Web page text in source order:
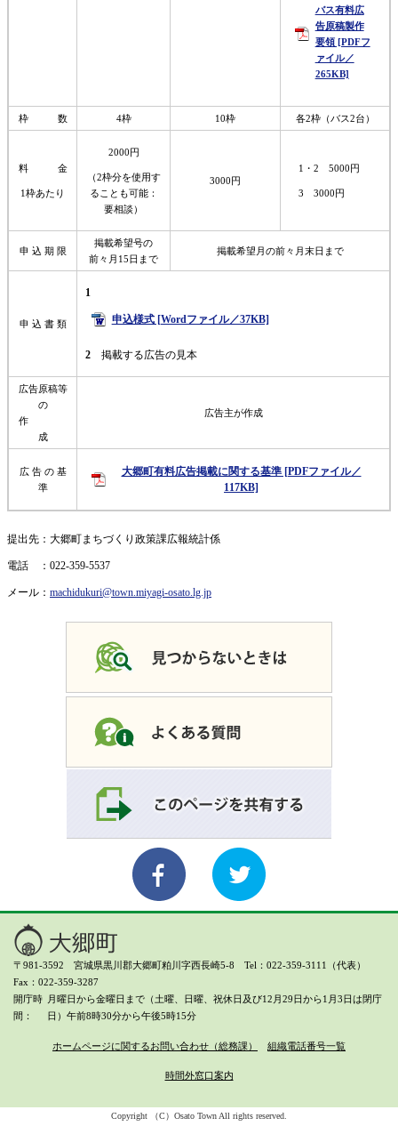
バス有料広
告原稿製作
要領 [PDFフ
ァイル／
265KB]
枠 数 4枠 10枠 各2枠（バス2台）
料 金
1枠あたり
2000円
（2枠分を使用す
ることも可能：
要相談）
3000円
1・2 5000円
3 3000円
申 込 期 限
掲載希望号の
前々月15日まで
掲載希望月の前々月末日まで
申 込 書 類
1
申込様式 [Wordファイル／37KB]
2 掲載する広告の見本
広告原稿等
の
作
成
広告主が作成
広 告 の 基
準
大郷町有料広告掲載に関する基準 [PDFファイル／
117KB]
提出先：大郷町まちづくり政策課広報統計係
電話 ：022-359-5537
メール： machidukuri@town.miyagi-osato.lg.jp
〒981-3592 宮城県黒川郡大郷町粕川字西長崎5-8 Tel：022-359-3111（代表）
Fax：022-359-3287
開庁時
間
月曜日から金曜日まで（土曜、日曜、祝休日及び12月29日から1月3日は閉庁
日） 午前8時30分から午後5時15分
ホームページに関するお問い合わせ（総務課） 組織電話番号一覧
時間外窓口案内
Copyright （C）Osato Town All rights reserved.